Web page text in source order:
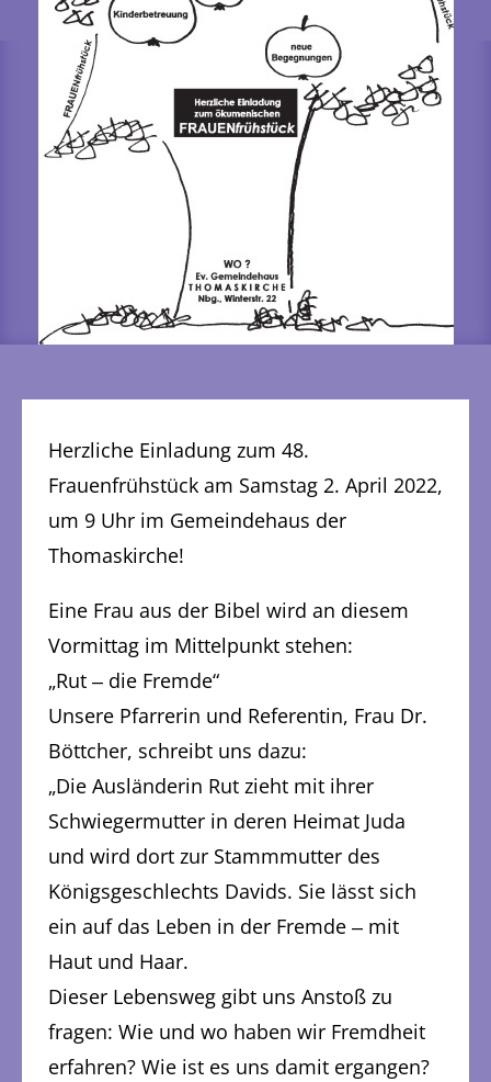
Herzliche Einladung zum 48.
Frauenfrühstück am Samstag 2. April 2022,
um 9 Uhr im Gemeindehaus der
Thomaskirche!
Eine Frau aus der Bibel wird an diesem
Vormittag im Mittelpunkt stehen:
„Rut ‒ die Fremde“
Unsere Pfarrerin und Referentin, Frau Dr.
Böttcher, schreibt uns dazu:
„Die Ausländerin Rut zieht mit ihrer
Schwiegermutter in deren Heimat Juda
und wird dort zur Stammmutter des
Königsgeschlechts Davids. Sie lässt sich
ein auf das Leben in der Fremde ‒ mit
Haut und Haar.
Dieser Lebensweg gibt uns Anstoß zu
fragen: Wie und wo haben wir Fremdheit
erfahren? Wie ist es uns damit ergangen?